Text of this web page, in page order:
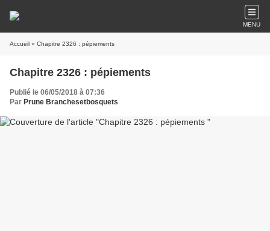
MENU
Accueil » Chapitre 2326 : pépiements
Chapitre 2326 : pépiements
Publié le 06/05/2018 à 07:36
Par Prune Branchesetbosquets